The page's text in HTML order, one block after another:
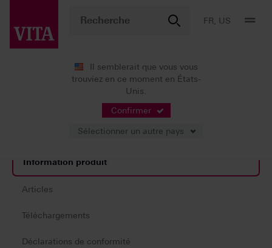
FR, US
Il semblerait que vous vous
trouviez en ce moment en États-
Unis.
Confirmer
Sélectionner un autre pays
Accessoires
Accessoires pour résine cosmétique
Information produit
Articles
Téléchargements
Déclarations de conformité